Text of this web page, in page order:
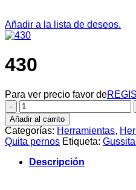
Añadir a la lista de deseos.
430
Para ver precio favor de
430
cantidad
Añadir al carrito
Categorías: Herramientas,
Quita pernos Etiqueta:
Descripción